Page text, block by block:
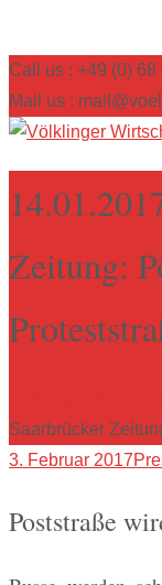
Call us : +49 (0) 68
Mail us :
Zeitung:
Saarbrücker
3. Februar 2017
Poststraße